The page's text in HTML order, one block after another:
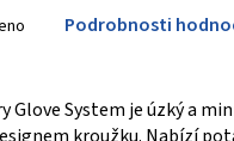
Podrobnosti
Glove System je úzký a